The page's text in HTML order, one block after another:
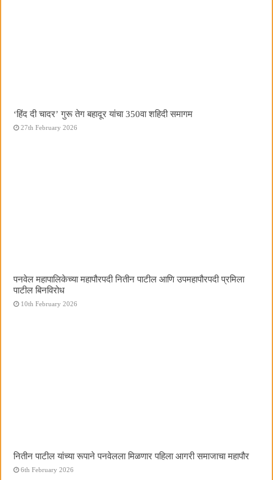
‘हिंद दी चादर’ गुरू तेग बहादूर यांचा 350वा शहिदी समागम
27th February 2026
पनवेल महापालिकेच्या महापौरपदी नितीन पाटील आणि उपमहापौरपदी प्रमिला
पाटील बिनविरोध
10th February 2026
नितीन पाटील यांच्या रूपाने पनवेलला मिळणार पहिला आगरी समाजाचा महापौर
6th February 2026